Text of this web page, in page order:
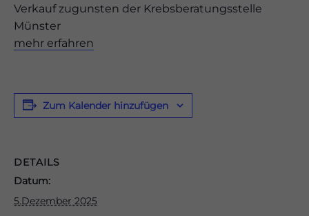
Verkauf zugunsten der Krebsberatungsstelle
Münster
mehr erfahren
Zum Kalender hinzufügen
DETAILS
Datum:
5.Dezember 2025